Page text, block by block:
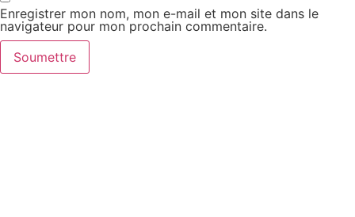
Enregistrer mon nom, mon e-mail et mon site dans le
navigateur pour mon prochain commentaire.